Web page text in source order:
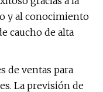
y al conocimiento
caucho de alta
de ventas para
La previsión de